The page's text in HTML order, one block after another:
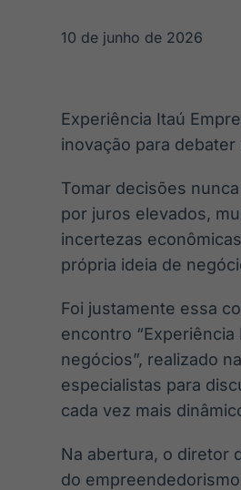
Plataforma para
negociação de
APIs para
integração de
Broadcast
Radar
inteligente de
notícias e
conteúdos
Broadcast
Fundos
plataforma para
analisar fundos
de investimento
no Brasil
10 de junho de 2026
Experiência Itaú
inovação para
Tomar decisões
por juros elevados,
incertezas
própria ideia de
Foi justamente essa
encontro “Experiência
negócios”, realizado
especialistas para
cada vez mais
Na abertura, o diretor
do